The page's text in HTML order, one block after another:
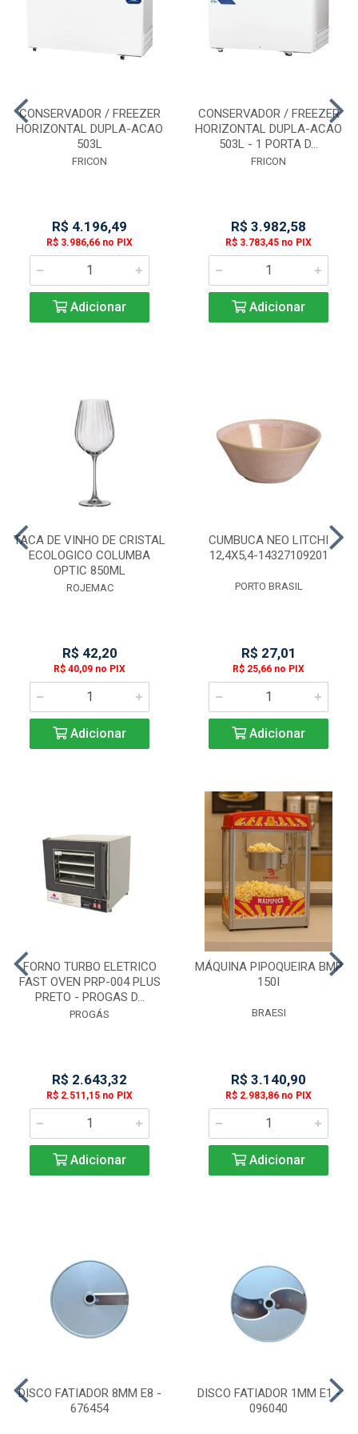
CONSERVADOR / FREEZER
HORIZONTAL DUPLA-ACAO
503L
FRICON
R$ 4.196,49
R$ 3.986,66 no PIX
Adicionar
CONSERVADOR / FREEZER
HORIZONTAL DUPLA-ACAO
503L - 1 PORTA D...
FRICON
R$ 3.982,58
R$ 3.783,45 no PIX
Adicionar
TACA DE VINHO DE CRISTAL
ECOLOGICO COLUMBA
OPTIC 850ML
ROJEMAC
R$ 42,20
R$ 40,09 no PIX
Adicionar
CUMBUCA NEO LITCHI
12,4X5,4-14327109201
PORTO BRASIL
R$ 27,01
R$ 25,66 no PIX
Adicionar
FORNO TURBO ELETRICO
FAST OVEN PRP-004 PLUS
PRETO - PROGAS D...
PROGÁS
R$ 2.643,32
R$ 2.511,15 no PIX
Adicionar
MÁQUINA PIPOQUEIRA BMP
150I
BRAESI
R$ 3.140,90
R$ 2.983,86 no PIX
Adicionar
DISCO FATIADOR 8MM E8 -
676454
DISCO FATIADOR 1MM E1 -
096040